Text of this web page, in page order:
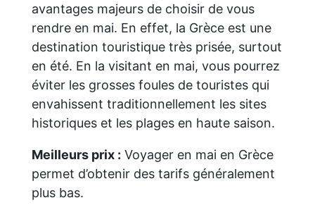
avantages majeurs de choisir de vous
rendre en mai. En effet, la Grèce est une
destination touristique très prisée, surtout
en été. En la visitant en mai, vous pourrez
éviter les grosses foules de touristes qui
envahissent traditionnellement les sites
historiques et les plages en haute saison.
Meilleurs prix : Voyager en mai en Grèce
permet d’obtenir des tarifs généralement
plus bas.